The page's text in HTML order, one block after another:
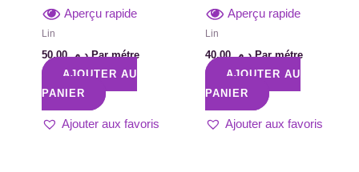
Aperçu rapide
Lin
د.م.50,00
Par métre
AJOUTER AU
PANIER
Ajouter aux favoris
Aperçu rapide
Lin
د.م.40,00
Par métre
AJOUTER AU
PANIER
Ajouter aux favoris